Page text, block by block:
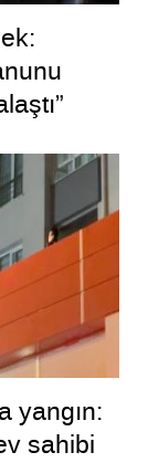
yangın:
sahibi